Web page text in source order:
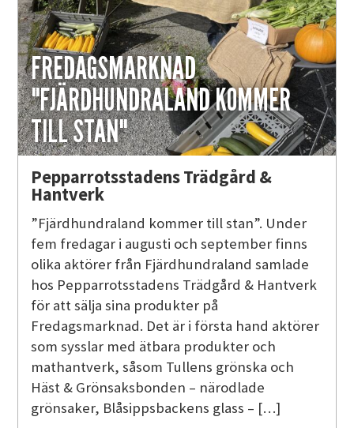
FREDAGSMARKNAD
"FJÄRDHUNDRALAND KOMMER
TILL STAN"
Pepparrotsstadens Trädgård &
Hantverk
”Fjärdhundraland kommer till stan”. Under
fem fredagar i augusti och september finns
olika aktörer från Fjärdhundraland samlade
hos Pepparrotsstadens Trädgård & Hantverk
för att sälja sina produkter på
Fredagsmarknad. Det är i första hand aktörer
som sysslar med ätbara produkter och
mathantverk, såsom Tullens grönska och
Häst & Grönsaksbonden – närodlade
grönsaker, Blåsippsbackens glass – […]